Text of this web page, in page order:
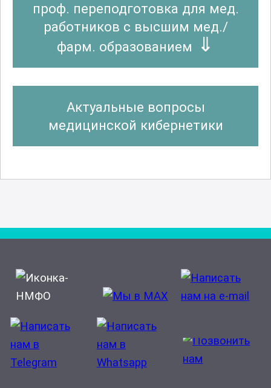
проф. переподготовка для мед.
работников с высшим мед./
фарм. образованием
Актуальные вопросы
медицинской кибернетики